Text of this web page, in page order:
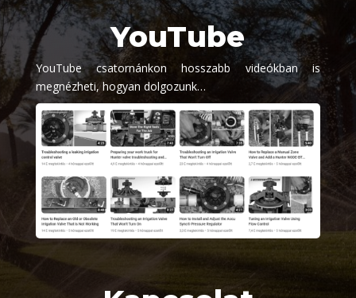
YouTube
YouTube csatornánkon hosszabb videókban is
megnézheti, hogyan dolgozunk…